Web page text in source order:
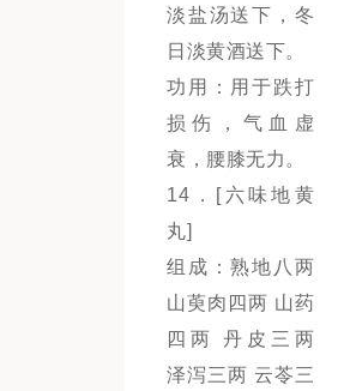
淡盐汤送下，冬
日淡黄酒送下。
功用：用于跌打
损伤，气血虚
衰，腰膝无力。
14．[六味地黄
丸]
组成：熟地八两
山萸肉四两 山药
四两 丹皮三两
泽泻三两 云苓三